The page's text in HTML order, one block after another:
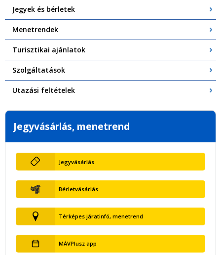
Jegyek és bérletek
Menetrendek
Turisztikai ajánlatok
Szolgáltatások
Utazási feltételek
Jegyvásárlás, menetrend
Jegyvásárlás
Bérletvásárlás
Térképes járatinfó, menetrend
MÁVPlusz app